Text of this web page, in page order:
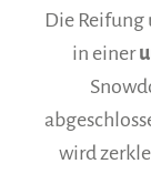
Die
in einer
wird